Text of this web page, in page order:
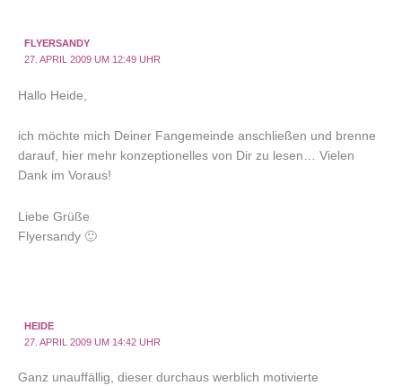
FLYERSANDY
27. APRIL 2009 UM 12:49 UHR
Hallo Heide,
ich möchte mich Deiner Fangemeinde anschließen und brenne
darauf, hier mehr konzeptionelles von Dir zu lesen… Vielen
Dank im Voraus!
Liebe Grüße
Flyersandy 🙂
HEIDE
27. APRIL 2009 UM 14:42 UHR
Ganz unauffällig, dieser durchaus werblich motivierte